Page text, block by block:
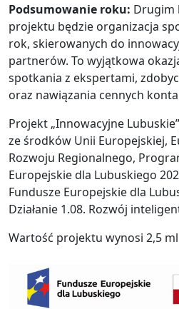
Podsumowanie roku: Drugim
projektu będzie organizacja
rok, skierowanych do
partnerów. To wyjątkowa
spotkania z ekspertami,
oraz nawiązania cennych
Projekt „Innowacyjne
ze środków Unii Europejskiej,
Rozwoju Regionalnego,
Europejskie dla Lubuskiego
Fundusze Europejskie dla
Działanie 1.08. Rozwój
Wartość projektu wynosi 2,5